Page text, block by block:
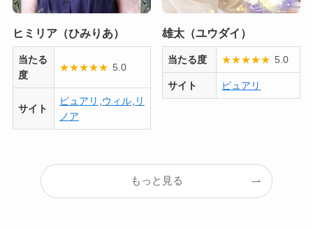
ヒミリア（ひみりあ）
当たる
度
★★★★★ 5.0
サイト
ピュアリ ,ウィル, リ
ノア
雄太（ユウダイ）
当たる度 ★★★★★ 5.0
サイト ピュアリ
もっと見る